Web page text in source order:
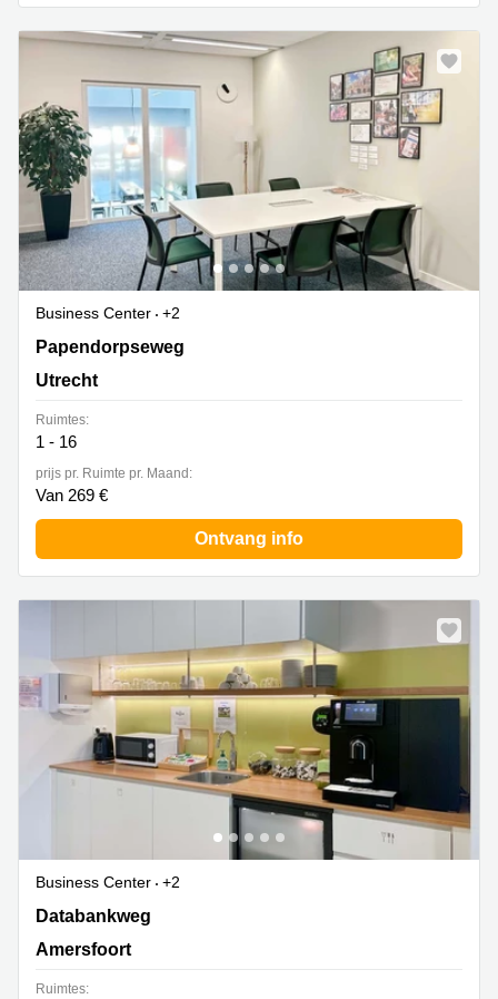
Kantoorruimte
in Arnhem
Coworking
space
Hilversum
Coworking
space
Zwolle
Coworking
Haarlem
Huren
Hengelo
Bedrijfsruimte
Huren in
Nijmegen
Business Center
+2
Papendorpseweg 95 & 97, Utrecht
Papendorpseweg
Utrecht
Ruimtes:
1 - 16
prijs pr. Ruimte pr. Maand:
Van 269 €
Ontvang info
Business Center
+2
Databankweg 26, Amersfoort
Databankweg
Amersfoort
Ruimtes: